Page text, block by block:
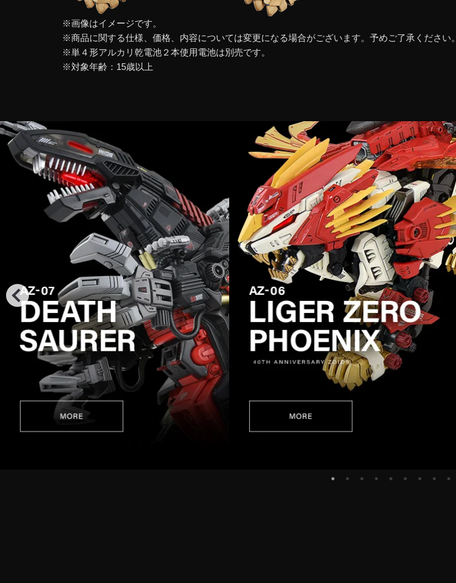
※画像はイメージです。
※商品に関する仕様、価格、内容については変更になる場合がございます。予めご了承ください。
※単４形アルカリ乾電池２本使用電池は別売です。
※対象年齢：15歳以上